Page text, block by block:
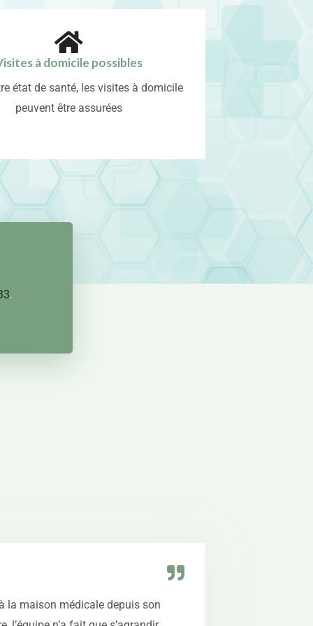
à domicile possibles
état de santé, les visites à domicile
peuvent être assurées
.
la maison médicale depuis son